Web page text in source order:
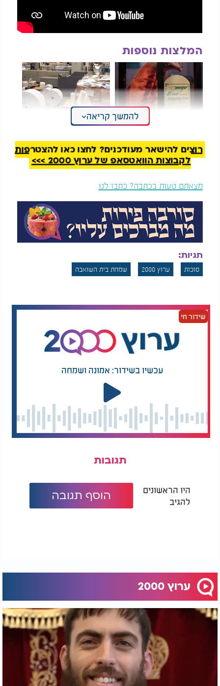
המלצות נוספות
ושידורים ברפת: ערוץ
2000 מאז ועד היום
הקלעים של ההפקה
הענקית | כך יוצרים את
הטוב ביותר
להמשך קריאה
רוצים להישאר מעודכנים? לחצו כאן להצטרפות
לקבוצות הוואטסאפ של ערוץ 2000 >>>
מצאתם טעות בכתבה? כתבו לנו
תגיות:
סוכות ערוץ 2000 שמחת בית השואבה
שידור חי
עכשיו בשידור: אמונה ושמחה
תגובות
היו הראשונים
להגיב
הוסף תגובה
ערוץ 2000